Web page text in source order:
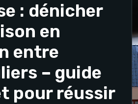
: dénicher
en
entre
– guide
pour réussir